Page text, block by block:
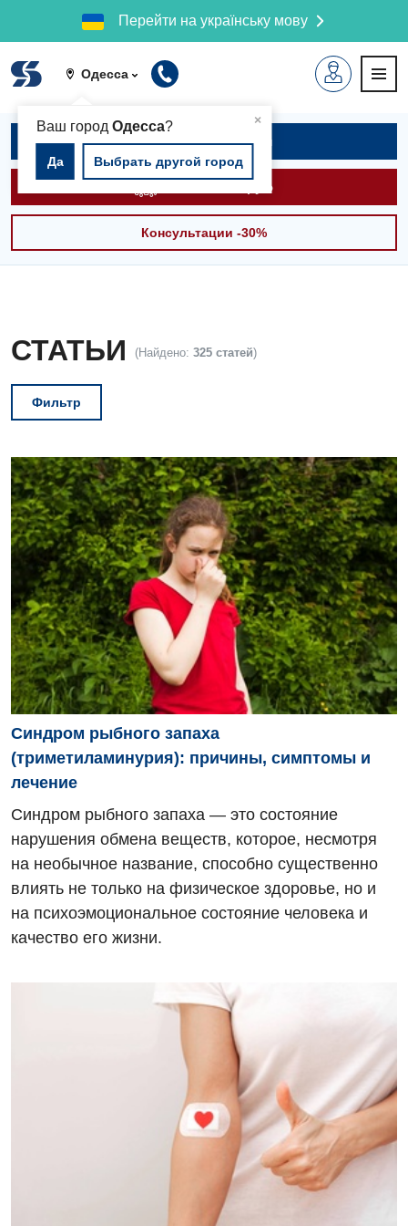
Перейти на українську мову
Одесса
×
Ваш город Одесса?
Да Выбрать другой город
Записаться на приём
Вызвать скорую
Консультации -30%
СТАТЬИ (Найдено: 325 статей)
Фильтр
Синдром рыбного запаха
(триметиламинурия): причины, симптомы и
лечение
Синдром рыбного запаха — это состояние
нарушения обмена веществ, которое, несмотря
на необычное название, способно существенно
влиять не только на физическое здоровье, но и
на психоэмоциональное состояние человека и
качество его жизни.